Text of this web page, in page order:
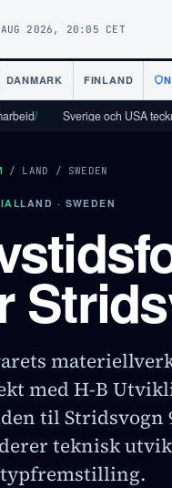
2026, 20:05 CET
DANMARK FINLAND
och USA tecknar
/ LAND / SWEDEN
LAND · SWEDEN
med H-B
til Stridsvogn
teknisk